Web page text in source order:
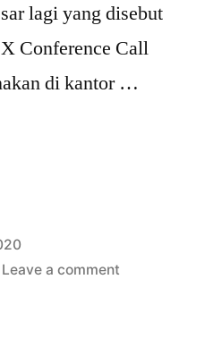
lagi yang disebut
Conference Call
di kantor …
Leave a commenton